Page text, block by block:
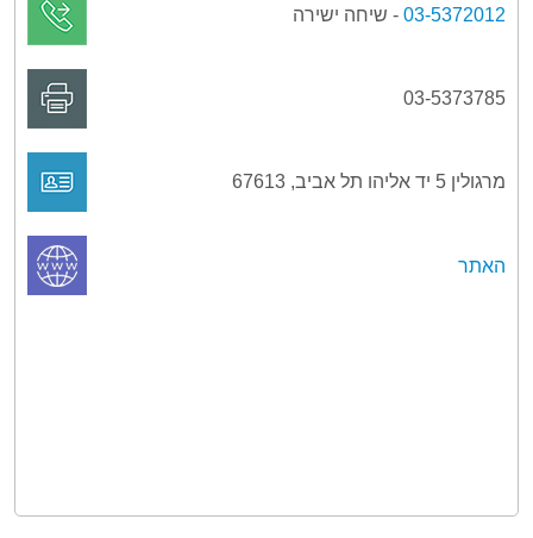
03-5372012 - שיחה ישירה
03-5373785
מרגולין 5 יד אליהו תל אביב, 67613
האתר